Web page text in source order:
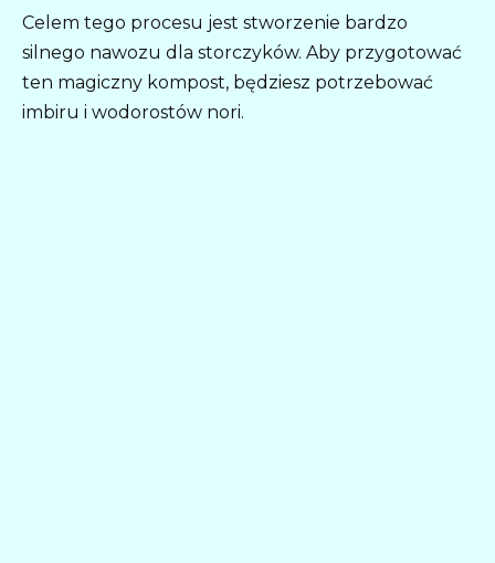
Celem tego procesu jest stworzenie bardzo
silnego nawozu dla storczyków. Aby przygotować
ten magiczny kompost, będziesz potrzebować
imbiru i wodorostów nori.